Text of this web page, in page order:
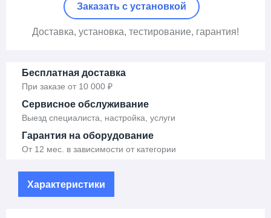
Заказать c установкой
Доставка, установка, тестирование, гарантия!
Бесплатная доставка
При заказе от 10 000 ₽
Сервисное обслуживание
Выезд специалиста, настройка, услуги
Гарантия на оборудование
От 12 мес. в зависимости от категории
Характеристики